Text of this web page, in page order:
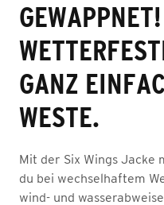
GANZ
WESTE.
Mit der Six Wings Jacke
du bei wechselhaftem
wind- und